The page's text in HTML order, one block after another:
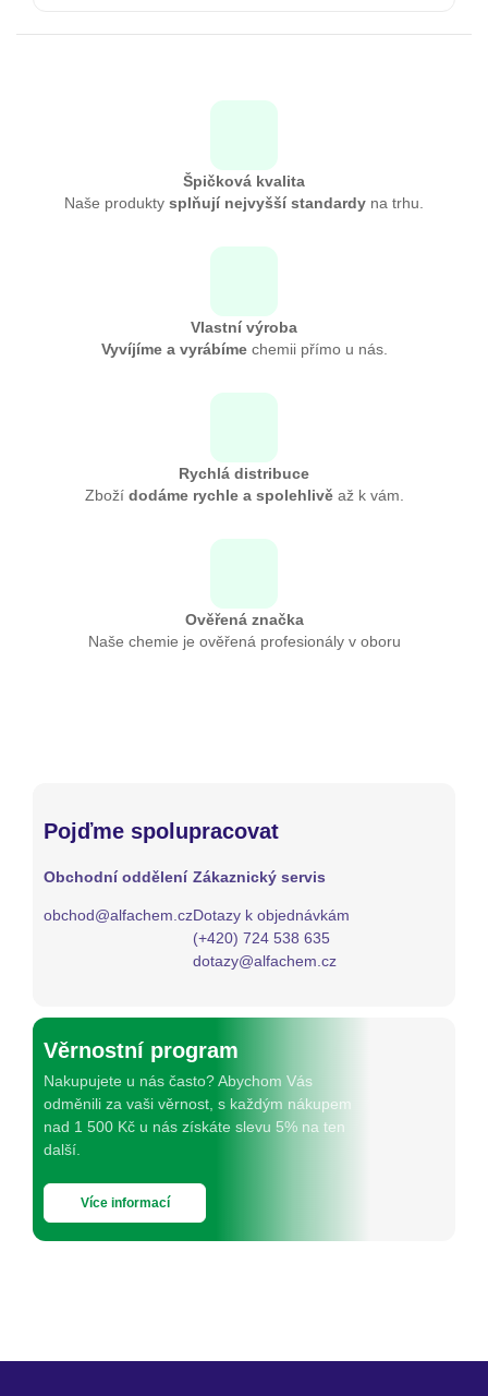
Špičková kvalita
Naše produkty splňují nejvyšší standardy na trhu.
Vlastní výroba
Vyvíjíme a vyrábímechemii přímo u nás.
Rychlá distribuce
Zboží dodáme rychle a spolehlivěaž k vám.
Ověřená značka
Naše chemie je ověřená profesionály v oboru
Pojďme spolupracovat
Obchodní oddělení
obchod@alfachem.cz
Zákaznický servis
Dotazy k objednávkám
(+420) 724 538 635
dotazy@alfachem.cz
Věrnostní program
Nakupujete u nás často? Abychom Vás
odměnili za vaši věrnost, s každým nákupem
nad 1 500 Kč u nás získáte slevu 5% na ten
další.
Více informací